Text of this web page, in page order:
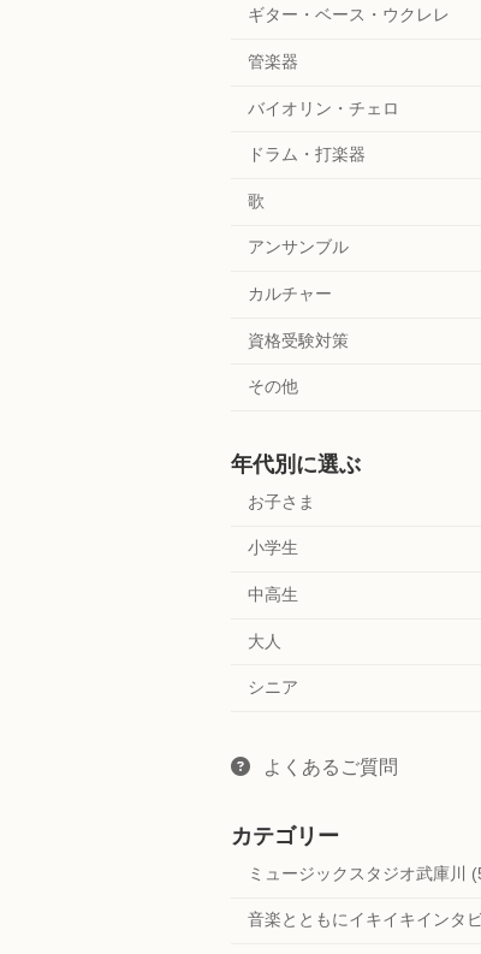
ギター・ベース・ウクレレ
管楽器
バイオリン・チェロ
ドラム・打楽器
歌
アンサンブル
カルチャー
資格受験対策
その他
年代別に選ぶ
お子さま
小学生
中高生
大人
シニア
よくあるご質問
カテゴリー
ミュージックスタジオ武庫川
音楽とともにイキイキインタ